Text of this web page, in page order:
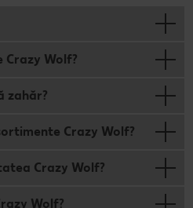
Crazy Wolf?
zahăr?
Crazy Wolf?
Crazy Wolf?
Wolf?